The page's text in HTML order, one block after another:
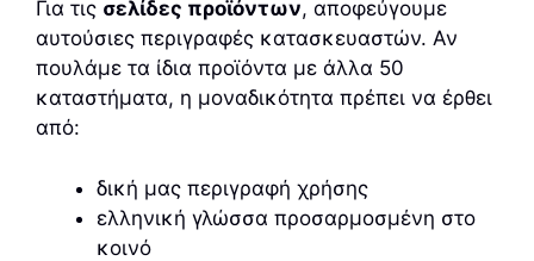
Για τις σελίδες προϊόντων, αποφεύγουμε
αυτούσιες περιγραφές κατασκευαστών. Αν
πουλάμε τα ίδια προϊόντα με άλλα 50
καταστήματα, η μοναδικότητα πρέπει να έρθει
από:
δική μας περιγραφή χρήσης
ελληνική γλώσσα προσαρμοσμένη στο
κοινό